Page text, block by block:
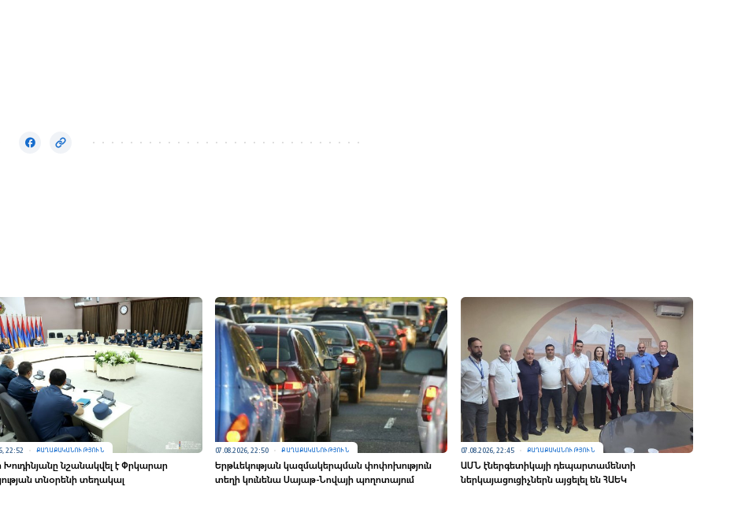
22:52 ՔԱՂԱՔԱԿԱՆՈՒԹՅՈՒՆ
Խուդինյանը նշանակվել է Փրկարար
տնօրենի տեղակալ
07.08.2026, 22:50 ՔԱՂԱՔԱԿԱՆՈՒԹՅՈՒՆ
Երթևեկության կազմակերպման փոփոխություն
տեղի կունենա Սայաթ-Նովայի պողոտայում
07.08.2026, 22:45 ՔԱՂԱՔԱԿԱՆՈՒԹՅՈՒՆ
ԱՄՆ էներգետիկայի դեպարտամենտի
ներկայացուցիչներն այցելել են ՀԱԵԿ